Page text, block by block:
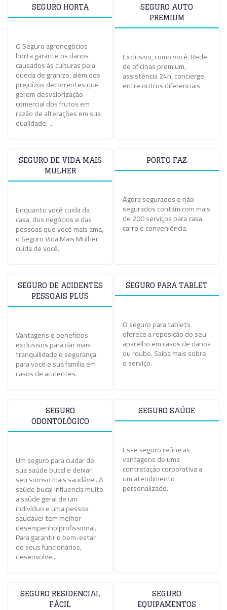
SEGURO HORTA
O Seguro agronegócios
horta garante os danos
causados às culturas pela
queda de granizo, além dos
prejuízos decorrentes que
gerem desvalorização
comercial dos frutos em
razão de alterações em sua
qualidade. ...
SEGURO AUTO
PREMIUM
Exclusivo, como você. Rede
de oficinas premium,
assistência 24h, concierge,
entre outros diferenciais
SEGURO DE VIDA MAIS
MULHER
Enquanto você cuida da
casa, dos negócios e das
pessoas que você mais ama,
o Seguro Vida Mais Mulher
cuida de você.
PORTO FAZ
Agora segurados e não
segurados contam com mais
de 200 serviços para casa,
carro e conveniência.
SEGURO DE ACIDENTES
PESSOAIS PLUS
Vantagens e benefícios
exclusivos para dar mais
tranquilidade e segurança
para você e sua família em
casos de acidentes.
SEGURO PARA TABLET
O seguro para tablets
oferece a reposição do seu
aparelho em casos de danos
ou roubo. Saiba mais sobre
o serviço.
SEGURO
ODONTOLÓGICO
Um seguro para cuidar de
sua saúde bucal e deixar
seu sorriso mais saudável. A
saúde bucal influencia muito
a saúde geral de um
indivíduo e uma pessoa
saudável tem melhor
desempenho profissional.
Para garantir o bem-estar
de seus funcionários,
desenvolve...
SEGURO SAÚDE
Esse seguro reúne as
vantagens de uma
contratação corporativa a
um atendimento
personalizado.
SEGURO RESIDENCIAL
FÁCIL
SEGURO
EQUIPAMENTOS